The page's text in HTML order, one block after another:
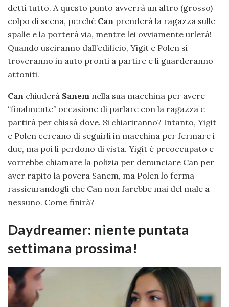
detti tutto. A questo punto avverrà un altro (grosso)
colpo di scena, perché Can prenderà la ragazza sulle
spalle e la porterà via, mentre lei ovviamente urlerà!
Quando usciranno dall’edificio, Yigit e Polen si
troveranno in auto pronti a partire e li guarderanno
attoniti.
Can chiuderà Sanem nella sua macchina per avere
“finalmente” occasione di parlare con la ragazza e
partirà per chissà dove. Si chiariranno? Intanto, Yigit
e Polen cercano di seguirli in macchina per fermare i
due, ma poi li perdono di vista. Yigit è preoccupato e
vorrebbe chiamare la polizia per denunciare Can per
aver rapito la povera Sanem, ma Polen lo ferma
rassicurandogli che Can non farebbe mai del male a
nessuno. Come finirà?
Daydreamer: niente puntata
settimana prossima!